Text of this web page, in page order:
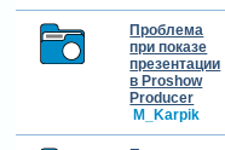
Проблема
при показе
презентации
в Proshow
Producer
M_Karpik